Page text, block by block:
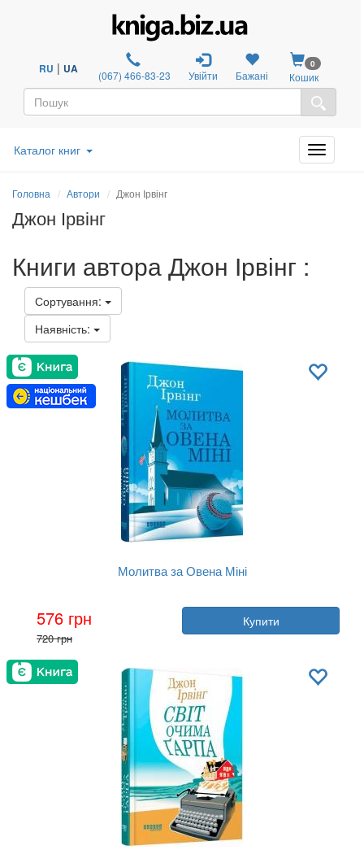
RU | UA (067) 466-83-23 Увійти Бажані
0
Кошик
Каталог книг
Головна Автори Джон Ірвінг
Джон Ірвінг
Книги автора Джон Ірвінг :
Сортування:
Наявність:
Молитва за Овена Міні
Джон Ірвінг
Видавництво:Фабула
Мова:
576 грн
720 грн
Купити